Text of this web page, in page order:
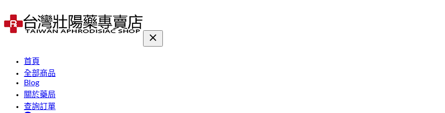
首頁
全部商品
Blog
關於藥局
查詢訂單